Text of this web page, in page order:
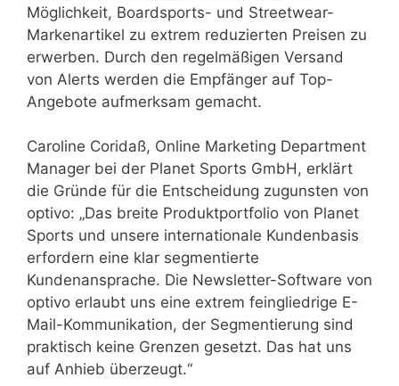
Möglichkeit, Boardsports- und Streetwear-
Markenartikel zu extrem reduzierten Preisen zu
erwerben. Durch den regelmäßigen Versand
von Alerts werden die Empfänger auf Top-
Angebote aufmerksam gemacht.
Caroline Coridaß, Online Marketing Department
Manager bei der Planet Sports GmbH, erklärt
die Gründe für die Entscheidung zugunsten von
optivo: „Das breite Produktportfolio von Planet
Sports und unsere internationale Kundenbasis
erfordern eine klar segmentierte
Kundenansprache. Die Newsletter-Software von
optivo erlaubt uns eine extrem feingliedrige E-
Mail-Kommunikation, der Segmentierung sind
praktisch keine Grenzen gesetzt. Das hat uns
auf Anhieb überzeugt.“